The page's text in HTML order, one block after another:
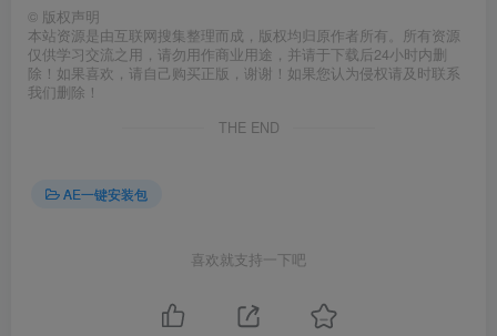
© 版权声明
本站资源是由互联网搜集整理而成，版权均归原作者所有。所有资源
仅供学习交流之用，请勿用作商业用途，并请于下载后24小时内删
除！如果喜欢，请自己购买正版，谢谢！如果您认为侵权请及时联系
我们删除！
THE END
AE一键安装包
喜欢就支持一下吧